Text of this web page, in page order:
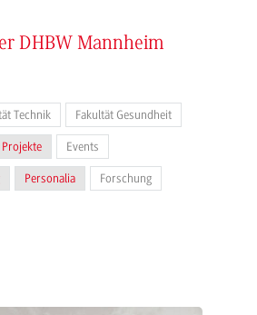
DHBW Mannheim
Technik Fakultät Gesundheit
Projekte Events
Personalia Forschung